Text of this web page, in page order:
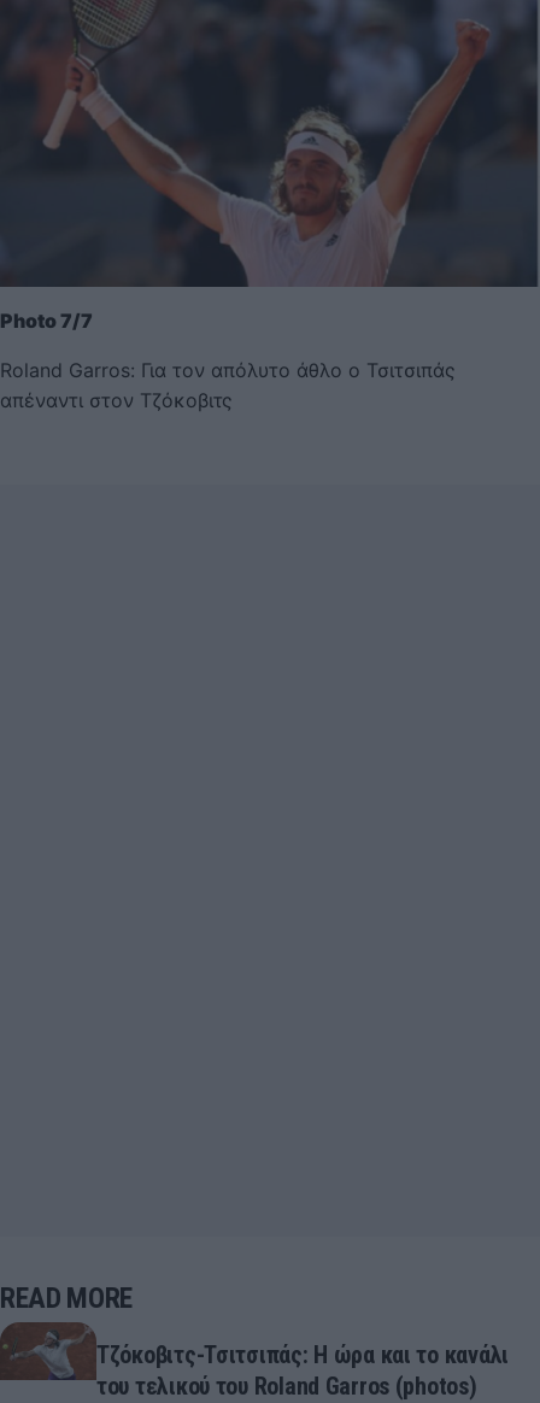
Photo 7/7
Roland Garros: Για τον απόλυτο άθλο ο Τσιτσιπάς
απέναντι στον Τζόκοβιτς
READ MORE
Τζόκοβιτς-Τσιτσιπάς: Η ώρα και το κανάλι
του τελικού του Roland Garros (photos)